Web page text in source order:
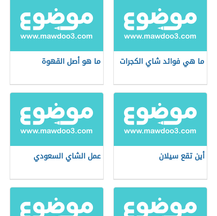
ما هي فوائد شاي الكجرات ما هو أصل القهوة
أين تقع سيلان عمل الشاي السعودي